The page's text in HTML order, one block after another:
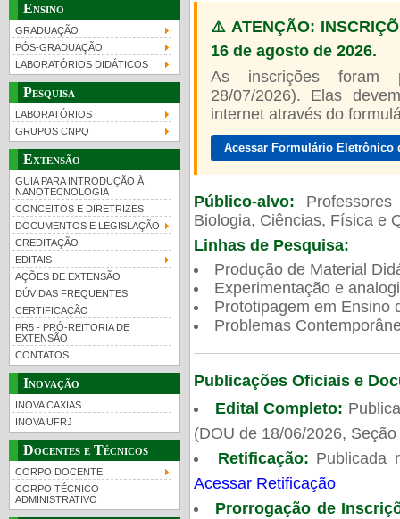
Ensino
GRADUAÇÃO
PÓS-GRADUAÇÃO
LABORATÓRIOS DIDÁTICOS
Pesquisa
LABORATÓRIOS
GRUPOS CNPQ
Extensão
GUIA PARA INTRODUÇÃO À
NANOTECNOLOGIA
CONCEITOS E DIRETRIZES
DOCUMENTOS E LEGISLAÇÃO
CREDITAÇÃO
EDITAIS
AÇÕES DE EXTENSÃO
DÚVIDAS FREQUENTES
CERTIFICAÇÃO
PR5 - PRÓ-REITORIA DE
EXTENSÃO
CONTATOS
Inovação
INOVA CAXIAS
INOVA UFRJ
Docentes e Técnicos
CORPO DOCENTE
CORPO TÉCNICO
ADMINISTRATIVO
⚠️ ATENÇÃO:
16 de agosto de 2026.
As inscrições foram
28/07/2026). Elas
internet através do
Acessar Formulário
Público-alvo:
Biologia, Ciências, Física e
Linhas de Pesquisa:
Produção de Material
Experimentação e
Prototipagem em Ensino
Problemas
Publicações Oficiais e
Edital Completo:
(DOU de 18/06/2026,
Retificação: Publicada
Acessar Retificação
Prorrogação de